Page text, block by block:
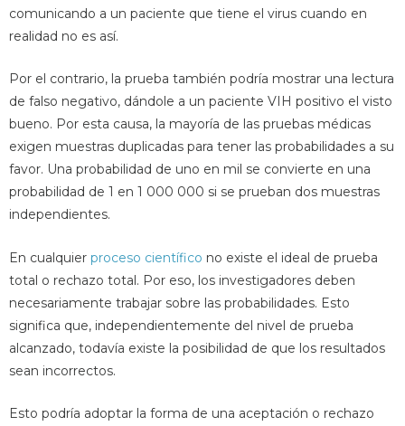
comunicando a un paciente que tiene el virus cuando en
realidad no es así.
Por el contrario, la prueba también podría mostrar una lectura
de falso negativo, dándole a un paciente VIH positivo el visto
bueno. Por esta causa, la mayoría de las pruebas médicas
exigen muestras duplicadas para tener las probabilidades a su
favor. Una probabilidad de uno en mil se convierte en una
probabilidad de 1 en 1 000 000 si se prueban dos muestras
independientes.
En cualquier proceso científico no existe el ideal de prueba
total o rechazo total. Por eso, los investigadores deben
necesariamente trabajar sobre las probabilidades. Esto
significa que, independientemente del nivel de prueba
alcanzado, todavía existe la posibilidad de que los resultados
sean incorrectos.
Esto podría adoptar la forma de una aceptación o rechazo